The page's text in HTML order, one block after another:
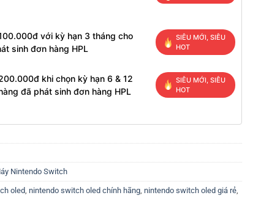
với kỳ hạn 3 tháng cho
sinh đơn hàng HPL
SIÊU MỚI, SIÊU
HOT
khi chọn kỳ hạn 6 & 12
đã phát sinh đơn hàng HPL
SIÊU MỚI, SIÊU
HOT
Nintendo Switch
oled, nintendo switch oled chính hãng, nintendo switch oled giá rẻ,